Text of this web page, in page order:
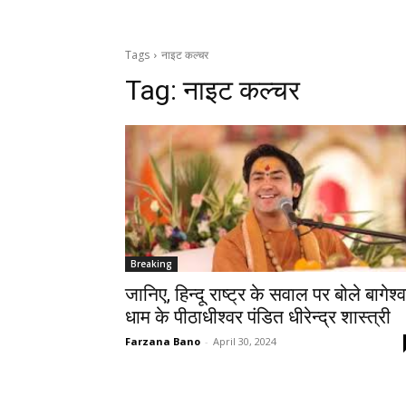
Tags नाइट कल्चर
Tag:नाइट कल्चर
Breaking
जानिए, हिन्दू राष्ट्र के सवाल पर बोले
धाम के पीठाधीश्वर पंडित धीरेन्द्र शास्त्री
Farzana Bano - April 30, 2024